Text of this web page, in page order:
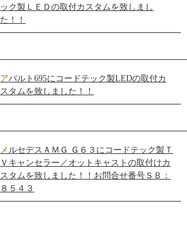
ック製ＬＥＤの取付カスタムを致しまし
た！！
アバルト695にコードテック製LEDの取付カ
スタムを致しました！！
メルセデスＡＭＧ Ｇ６３にコードテック製Ｔ
Ｖキャンセラー／オットキャストの取付けカ
スタムを致しました！！お問合せ番号ＳＢ：
８５４３